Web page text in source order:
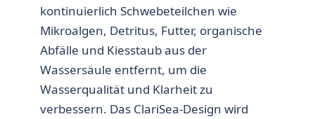
kontinuierlich Schwebeteilchen wie
Mikroalgen, Detritus, Futter, organische
Abfälle und Kiesstaub aus der
Wassersäule entfernt, um die
Wasserqualität und Klarheit zu
verbessern. Das ClariSea-Design wird